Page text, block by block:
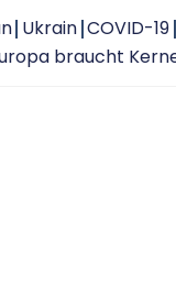
Ukrain COVID-19
braucht